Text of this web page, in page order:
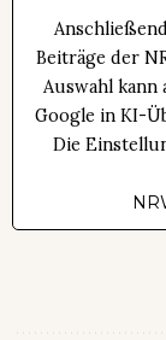
Beiträge der
Auswahl kann
Google in KI-
Die